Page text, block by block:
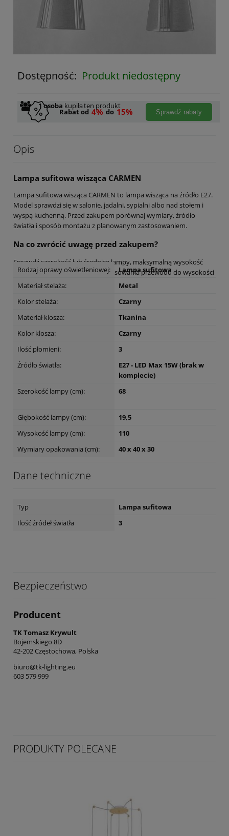
Dostępność: Produkt niedostępny
1 osoba kupiłaten produkt
Rabat od 4% do 15% Sprawdź rabaty
Opis
Lampa sufitowa wisząca CARMEN
Lampa sufitowa wisząca CARMEN to lampa wisząca na źródło E27.
Model sprawdzi się w salonie, jadalni, sypialni albo nad stołem i
wyspą kuchenną. Przed zakupem porównaj wymiary, źródło
światła i sposób montażu z planowanym zastosowaniem.
Na co zwrócić uwagę przed zakupem?
Sprawdź szerokość lub średnicę lampy, maksymalną wysokość
zawieszenia oraz możliwość dopasowania przewodu do wysokości
pomieszczenia.
Dane techniczne
Rodzaj oprawy oświetleniowej:
Lampa sufitowa
Materiał stelaża:
Metal
Kolor stelaża:
Czarny
Materiał klosza:
Tkanina
Kolor klosza:
Czarny
Ilość płomieni:
3
Źródło światła:
E27 - LED Max 15W (brak w
komplecie)
Szerokość lampy (cm):
68
Głębokość lampy (cm):
19,5
Wysokość lampy (cm):
110
Wymiary opakowania (cm):
40 x 40 x 30
Dane techniczne
Typ
Lampa sufitowa
Ilość źródeł światła
3
Bezpieczeństwo
Producent
TK Tomasz Krywult
Bojemskiego 8D
42-202 Częstochowa, Polska
biuro@tk-lighting.eu
603 579 999
PRODUKTY POLECANE